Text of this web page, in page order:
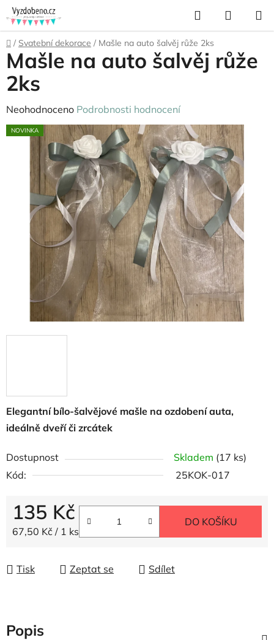
Přejít
na
obsah
Hledat
KOŠÍK
Domů
/ Svatební dekorace / Mašle na auto šalvěj růže 2ks
Elegantní bílo-šalvějové mašle na ozdobení auta,
ideálně dveří či zrcátek
Dostupnost Skladem (17 ks)
Kód:
25KOK-017
135 Kč
Měrná cena:
67,50 Kč / 1 ks
DO KOŠÍKU
Tisk Zeptat se Sdílet
Mašle na auto šalvěj růže
2ks
Průměrné
hodnocení
produktu
hvězdiček.
Neohodnoceno Podrobnosti hodnocení
NOVINKA
Popis